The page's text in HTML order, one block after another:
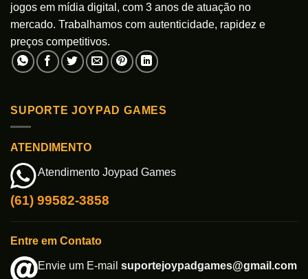
jogos em mídia digital, com 3 anos de atuação no
mercado. Trabalhamos com autenticidade, rapidez e
preços competitivos.
SUPORTE JOYPAD GAMES
ATENDIMENTO
Atendimento Joypad Games
(61) 99582-3858
Entre em Contato
Envie um E-mail suportejoypadgames@gmail.com